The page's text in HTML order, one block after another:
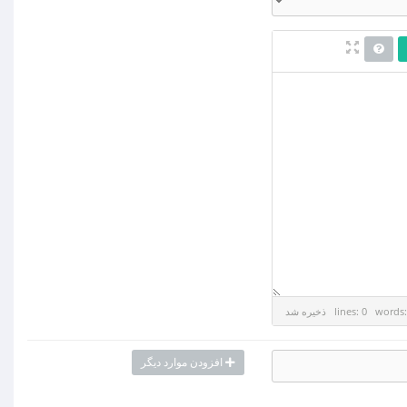
lines: 0 ذخیره شد
افزودن موارد دیگر